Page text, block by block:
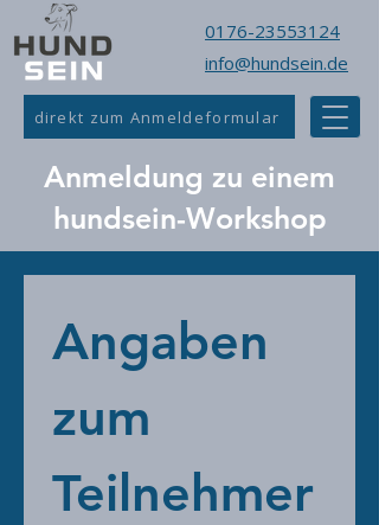
0176-23553124
info@hundsein.de
direkt zum Anmeldeformular
Anmeldung zu einem
hundsein-Workshop
Angaben
zum
Teilnehmer